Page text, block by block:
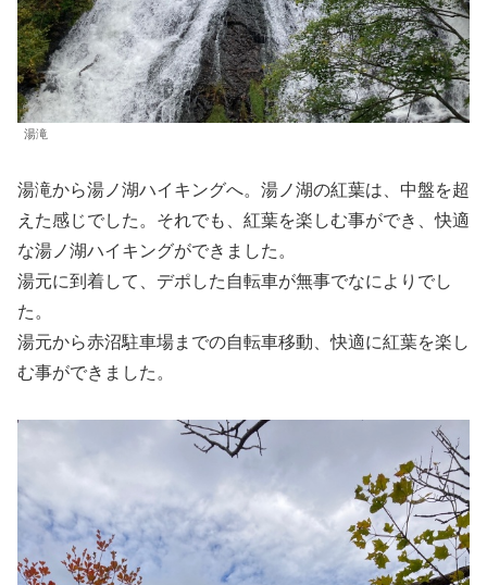
湯滝
湯滝から湯ノ湖ハイキングへ。湯ノ湖の紅葉は、中盤を超
えた感じでした。それでも、紅葉を楽しむ事ができ、快適
な湯ノ湖ハイキングができました。
湯元に到着して、デポした自転車が無事でなによりでし
た。
湯元から赤沼駐車場までの自転車移動、快適に紅葉を楽し
む事ができました。